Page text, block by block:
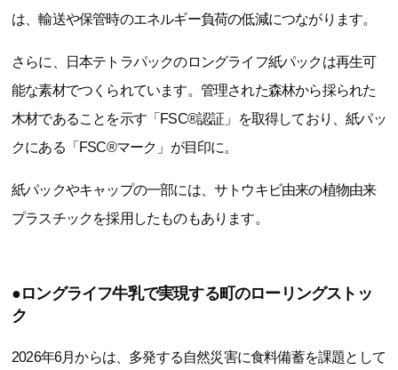
は、輸送や保管時のエネルギー負荷の低減につながります。
さらに、日本テトラパックのロングライフ紙パックは再生可
能な素材でつくられています。管理された森林から採られた
木材であることを示す「FSC®認証」を取得しており、紙パッ
クにある「FSC®マーク」が目印に。
紙パックやキャップの一部には、サトウキビ由来の植物由来
プラスチックを採用したものもあります。
●ロングライフ牛乳で実現する町のローリングストッ
ク
2026年6月からは、多発する自然災害に食料備蓄を課題として